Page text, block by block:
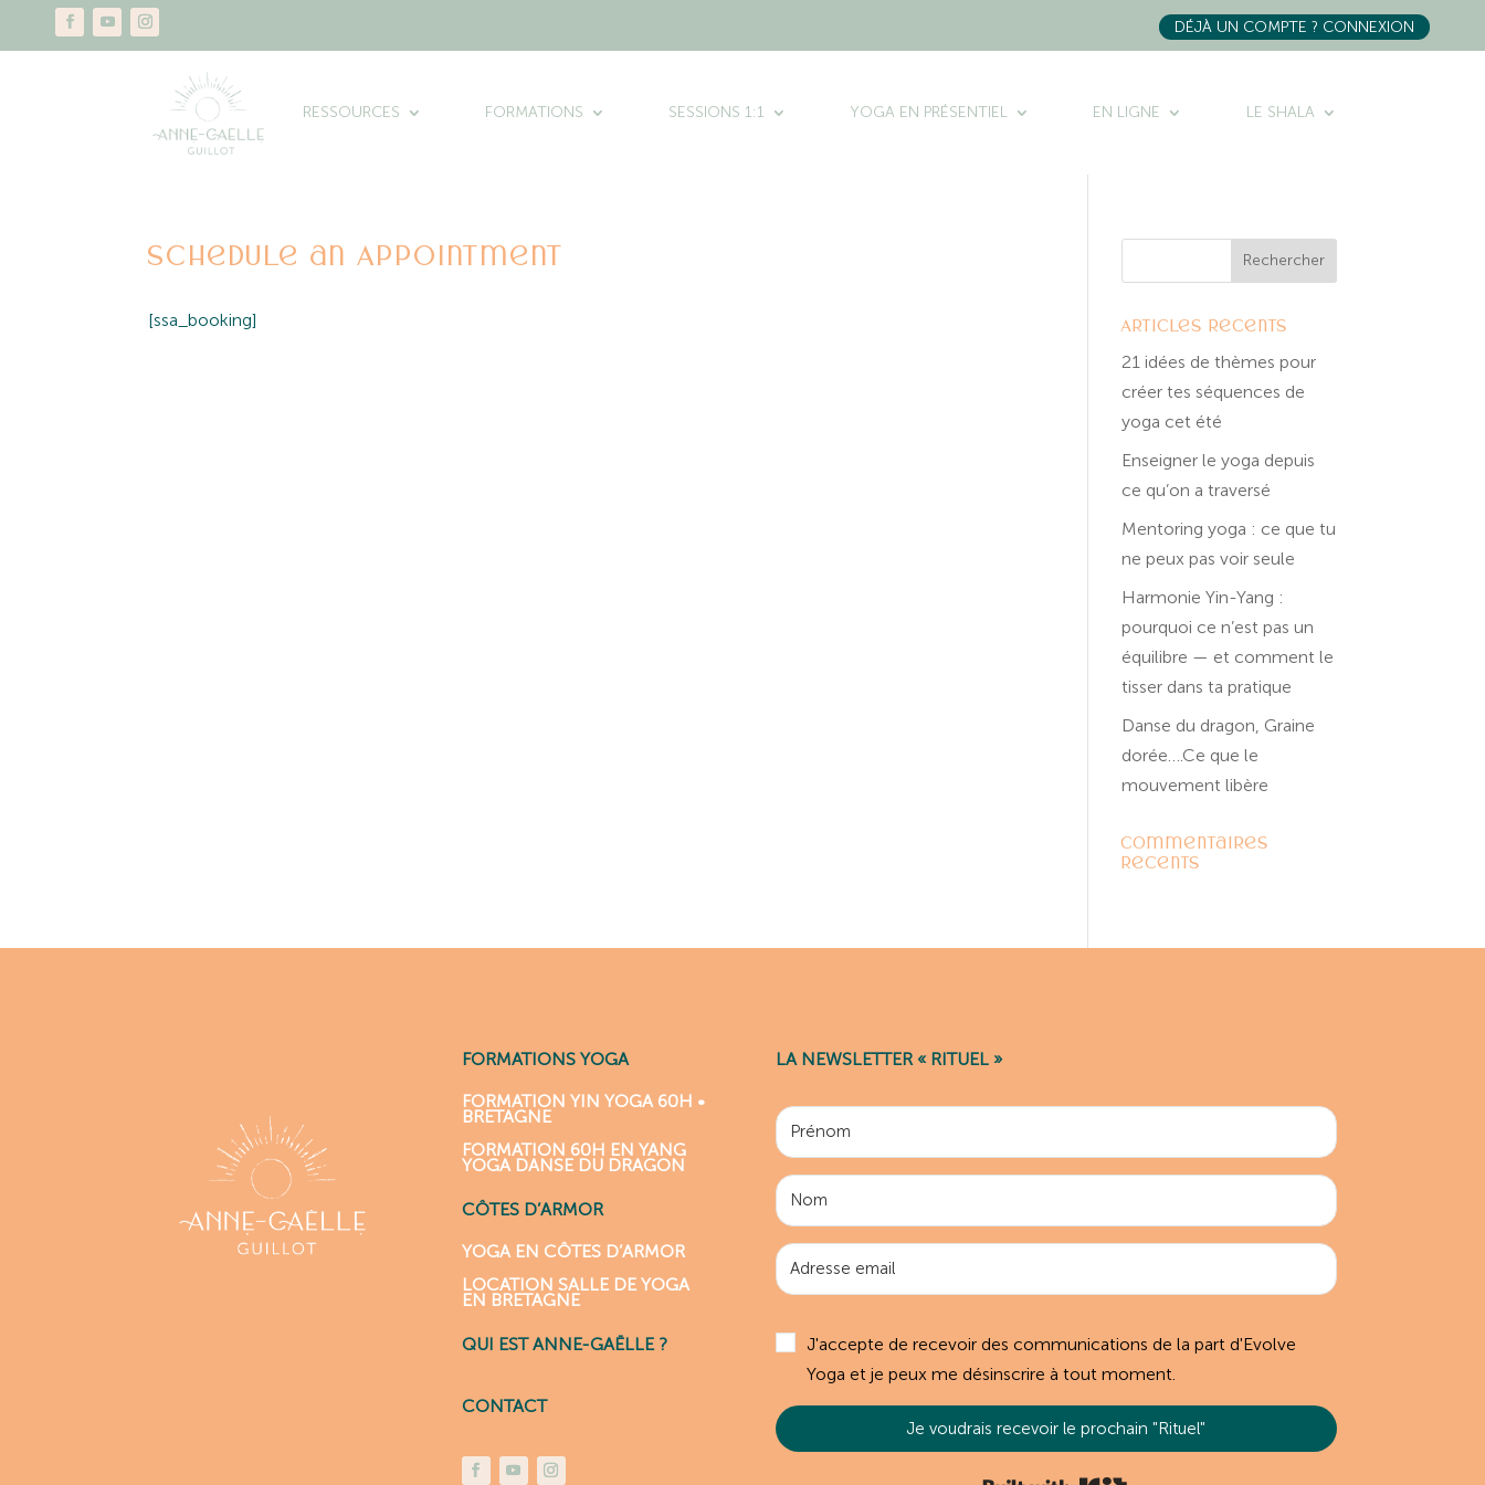
DÉJÀ UN COMPTE ? CONNEXION
RESSOURCES FORMATIONS SESSIONS 1:1 YOGA EN PRÉSENTIEL EN LIGNE LE SHALA
Schedule an Appointment
[ssa_booking] Articles récents
21 idées de thèmes pour
créer tes séquences de
yoga cet été
Enseigner le yoga depuis
ce qu’on a traversé
Mentoring yoga : ce que tu
ne peux pas voir seule
Harmonie Yin-Yang :
pourquoi ce n’est pas un
équilibre — et comment le
tisser dans ta pratique
Danse du dragon, Graine
dorée….Ce que le
mouvement libère
Commentaires
récents
FORMATIONS YOGA
FORMATION YIN YOGA 60H •
BRETAGNE
FORMATION 60H EN YANG
YOGA DANSE DU DRAGON
CÔTES D’ARMOR
YOGA EN CÔTES D’ARMOR
LOCATION SALLE DE YOGA
EN BRETAGNE
QUI EST ANNE-GAËLLE ?
CONTACT
LA NEWSLETTER « RITUEL »
J'accepte de recevoir des communications de la part d'Evolve
Yoga et je peux me désinscrire à tout moment.
Je voudrais recevoir le prochain "Rituel"